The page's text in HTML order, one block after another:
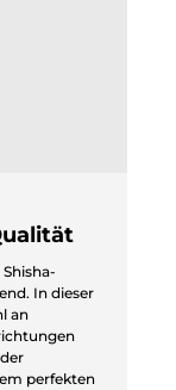
In dieser
an
perfekten